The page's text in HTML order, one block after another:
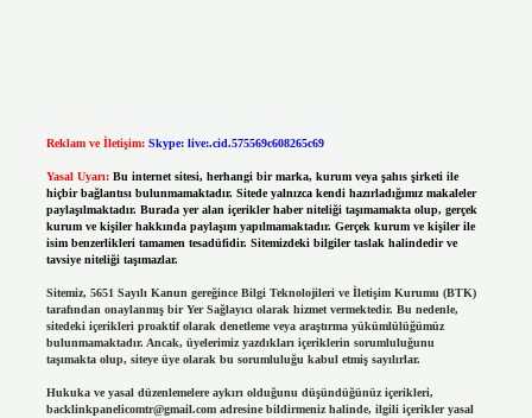
Reklam ve İletişim: Skype: live:.cid.575569c608265c69
Yasal Uyarı: Bu internet sitesi, herhangi bir marka, kurum veya şahıs şirketi ile
hiçbir bağlantısı bulunmamaktadır. Sitede yalnızca kendi hazırladığımız makaleler
paylaşılmaktadır. Burada yer alan içerikler haber niteliği taşımamakta olup, gerçek
kurum ve kişiler hakkında paylaşım yapılmamaktadır. Gerçek kurum ve kişiler ile
isim benzerlikleri tamamen tesadüfidir. Sitemizdeki bilgiler taslak halindedir ve
tavsiye niteliği taşımazlar.
Sitemiz, 5651 Sayılı Kanun gereğince Bilgi Teknolojileri ve İletişim Kurumu (BTK)
tarafından onaylanmış bir Yer Sağlayıcı olarak hizmet vermektedir. Bu nedenle,
sitedeki içerikleri proaktif olarak denetleme veya araştırma yükümlülüğümüz
bulunmamaktadır. Ancak, üyelerimiz yazdıkları içeriklerin sorumluluğunu
taşımakta olup, siteye üye olarak bu sorumluluğu kabul etmiş sayılırlar.
Hukuka ve yasal düzenlemelere aykırı olduğunu düşündüğünüz içerikleri,
backlinkpanelicomtr@gmail.comadresine bildirmeniz halinde, ilgili içerikler yasal